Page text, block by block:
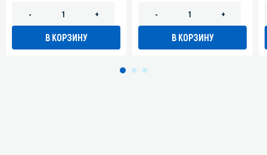
- +
В КОРЗИНУ
- +
В КОРЗИНУ